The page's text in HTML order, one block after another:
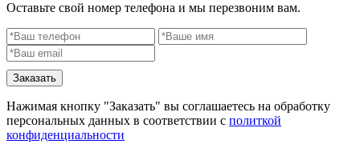
Оставьте свой номер телефона и мы перезвоним вам.
Заказать
Нажимая кнопку "Заказать" вы соглашаетесь на обработку
персональных данных в соответствии с политкой
конфиденциальности